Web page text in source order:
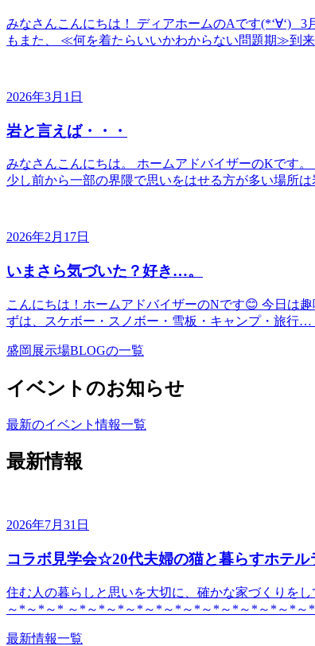
みなさんこんにちは！ ディアホームのAです(*‘∀‘) 3
もまた、 ≪何を着たらいいかわからない問題期≫到
2026年3月1日
岩と言えば・・・
みなさんこんにちは。 ホームアドバイザーのKです
少し前から一部の界隈で思いをはせる方が多い場
2026年2月17日
いまさら気づいた？好き…。
こんにちは！ホームアドバイザーのNです😊 今日は
ずは、スケボー・スノボー・雪板・キャンプ・旅
盛岡展示場BLOGの一覧
イベントのお知らせ
最新のイベント情報一覧
最新情報
2026年7月31日
コラボ見学会☆20代夫婦の猫と暮らすホテ
住む人の暮らしと思いを大切に、確かな家づくりを
～*～*～* ～*～*～*～*～*～*～*～*～*～*～*～
最新情報一覧